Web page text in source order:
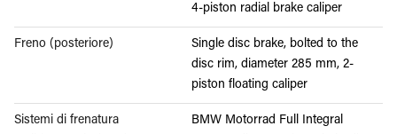
4-piston radial brake caliper
Freno (posteriore)
Single disc brake, bolted to the
disc rim, diameter 285 mm, 2-
piston floating caliper
Sistemi di frenatura
BMW Motorrad Full Integral